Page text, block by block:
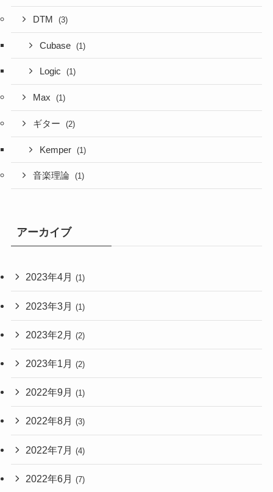
DTM (3)
Cubase (1)
Logic (1)
Max (1)
ギター (2)
Kemper (1)
音楽理論 (1)
アーカイブ
2023年4月 (1)
2023年3月 (1)
2023年2月 (2)
2023年1月 (2)
2022年9月 (1)
2022年8月 (3)
2022年7月 (4)
2022年6月 (7)